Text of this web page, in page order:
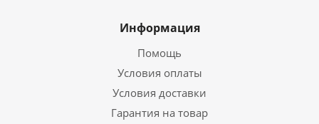
Информация
Помощь
Условия оплаты
Условия доставки
Гарантия на товар